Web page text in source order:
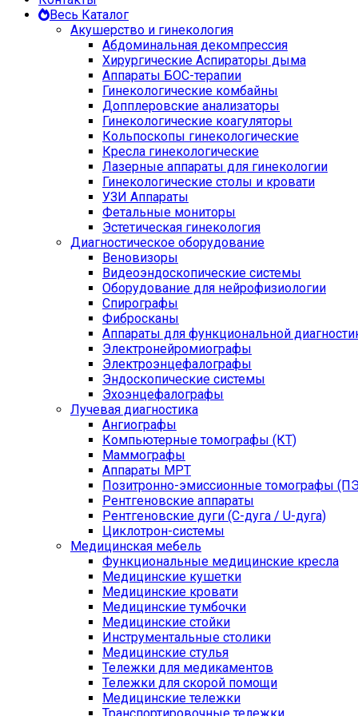
Весь Каталог
Акушерство и гинекология
Абдоминальная декомпрессия
Хирургические Аспираторы дыма
Аппараты БОС-терапии
Гинекологические комбайны
Допплеровские анализаторы
Гинекологические коагуляторы
Кольпоскопы гинекологические
Кресла гинекологические
Лазерные аппараты для гинекологии
Гинекологические столы и кровати
УЗИ Аппараты
Фетальные мониторы
Эстетическая гинекология
Диагностическое оборудование
Веновизоры
Видеоэндоскопические системы
Оборудование для нейрофизиологии
Спирографы
Фибросканы
Аппараты для функциональной
Электронейромиографы
Электроэнцефалографы
Эндоскопические системы
Эхоэнцефалографы
Лучевая диагностика
Ангиографы
Компьютерные томографы (КТ)
Маммографы
Аппараты МРТ
Позитронно-эмиссионные томографы
Рентгеновские аппараты
Рентгеновские дуги (С-дуга / U-дуга)
Циклотрон-системы
Медицинская мебель
Функциональные медицинские кресла
Медицинские кушетки
Медицинские кровати
Медицинские тумбочки
Медицинские стойки
Инструментальные столики
Медицинские стулья
Тележки для медикаментов
Тележки для скорой помощи
Медицинские тележки